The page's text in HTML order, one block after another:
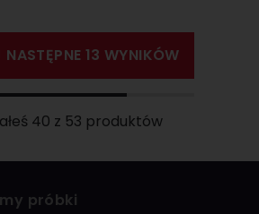
13 WYNIKÓW
40 z 53 produktów
próbki